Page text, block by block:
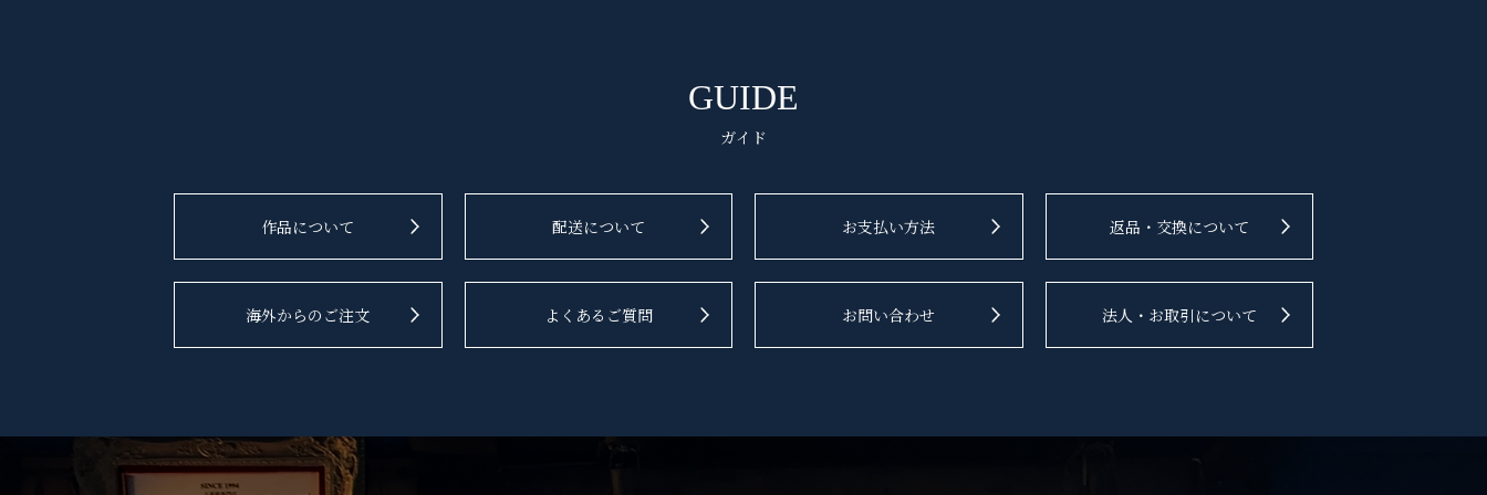
GUIDE
ガイド
作品について 配送について お支払い方法 返品・交換について
海外からのご注文 よくあるご質問 お問い合わせ 法人・お取引について